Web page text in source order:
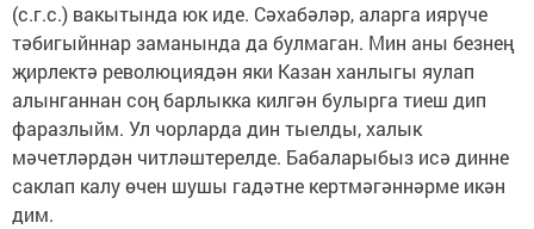
(с.г.с.) вакытында юк иде. Сәхабәләр, аларга иярүче
тәбигыйннар заманында да булмаган. Мин аны безнең
җирлектә революциядән яки Казан ханлыгы яулап
алынганнан соң барлыкка килгән булырга тиеш дип
фаразлыйм. Ул чорларда дин тыелды, халык
мәчетләрдән читләштерелде. Бабаларыбыз исә динне
саклап калу өчен шушы гадәтне кертмәгәннәрме икән
дим.